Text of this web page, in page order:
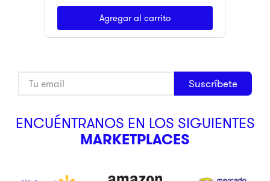
Agregar al carrito
Suscríbete
ENCUÉNTRANOS EN LOS SIGUIENTES
MARKETPLACES